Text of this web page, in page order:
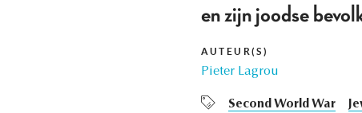
en zijn joodse
AUTEUR(S)
Pieter Lagrou
Second World War